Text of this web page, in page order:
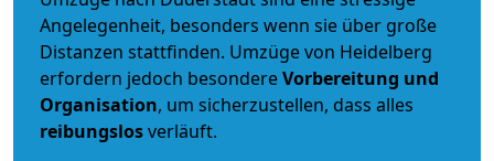
Angelegenheit, besonders wenn sie über große
Distanzen stattfinden. Umzüge von Heidelberg
erfordern jedoch besondereVorbereitung und
Organisation, um sicherzustellen, dass alles
reibungslosverläuft.